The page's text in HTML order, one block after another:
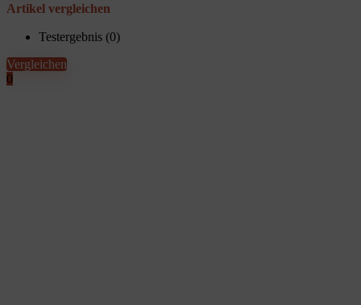
Artikel vergleichen
Testergebnis (0)
Vergleichen
0